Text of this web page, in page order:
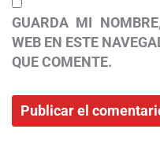
GUARDA MI
WEB EN ESTE
QUE COMENTE.